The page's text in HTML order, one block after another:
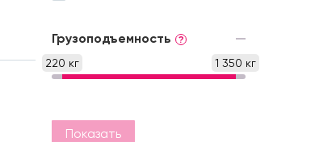
Грузоподъемность ?
220 кг 1 350 кг
Показать